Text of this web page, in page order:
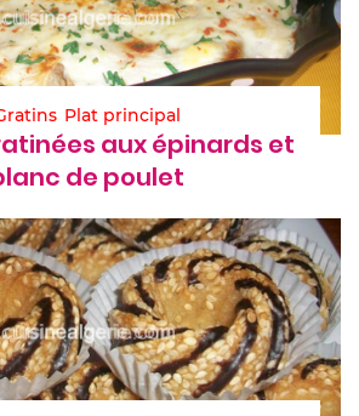
Plat principal
aux épinards et
de poulet